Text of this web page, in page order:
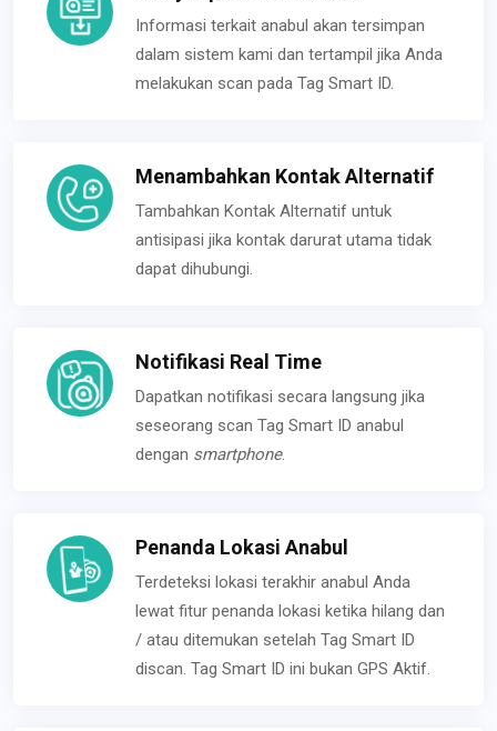
Informasi terkait anabul akan tersimpan
dalam sistem kami dan tertampil jika Anda
melakukan scan pada Tag Smart ID.
Menambahkan Kontak Alternatif
Tambahkan Kontak Alternatif untuk
antisipasi jika kontak darurat utama tidak
dapat dihubungi.
Notifikasi Real Time
Dapatkan notifikasi secara langsung jika
seseorang scan Tag Smart ID anabul
dengan smartphone.
Penanda Lokasi Anabul
Terdeteksi lokasi terakhir anabul Anda
lewat fitur penanda lokasi ketika hilang dan
/ atau ditemukan setelah Tag Smart ID
discan. Tag Smart ID ini bukan GPS Aktif.